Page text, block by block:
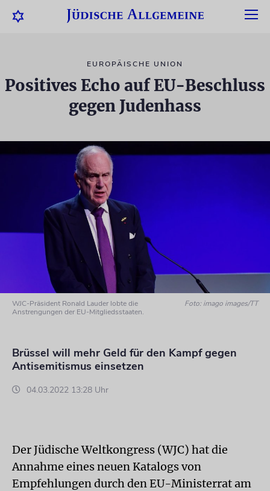
EUROPÄISCHE UNION
Positives Echo auf EU-Beschluss
gegen Judenhass
WJC-Präsident Ronald Lauder lobte die
Anstrengungen der EU-Mitgliedsstaaten.
Foto: imago images/TT
Brüssel will mehr Geld für den Kampf gegen
Antisemitismus einsetzen
04.03.2022 13:28 Uhr
Der Jüdische Weltkongress (WJC) hat die
Annahme eines neuen Katalogs von
Empfehlungen durch den EU-Ministerrat am